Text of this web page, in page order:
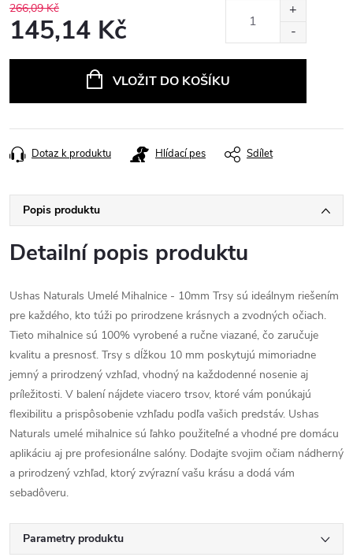
266,09 Kč
145,14 Kč
VLOŽIT DO KOŠÍKU
Dotaz k produktu Hlídací pes Sdílet
Popis produktu
Detailní popis produktu
Ushas Naturals Umelé Mihalnice - 10mm Trsy sú ideálnym riešením
pre každého, kto túži po prirodzene krásnych a zvodných očiach.
Tieto mihalnice sú 100% vyrobené a ručne viazané, čo zaručuje
kvalitu a presnosť. Trsy s dĺžkou 10 mm poskytujú mimoriadne
jemný a prirodzený vzhľad, vhodný na každodenné nosenie aj
príležitosti. V balení nájdete viacero trsov, ktoré vám ponúkajú
flexibilitu a prispôsobenie vzhľadu podľa vašich predstáv. Ushas
Naturals umelé mihalnice sú ľahko použiteľné a vhodné pre domácu
aplikáciu aj pre profesionálne salóny. Dodajte svojim očiam nádherný
a prirodzený vzhľad, ktorý zvýrazní vašu krásu a dodá vám
sebadôveru.
Parametry produktu